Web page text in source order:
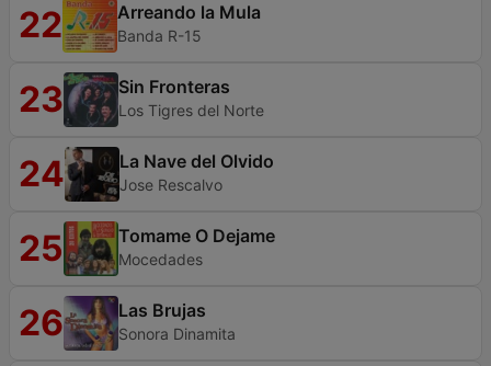
22 Arreando la Mula
Banda R-15
23 Sin Fronteras
Los Tigres del Norte
24 La Nave del Olvido
Jose Rescalvo
25 Tomame O Dejame
Mocedades
26 Las Brujas
Sonora Dinamita